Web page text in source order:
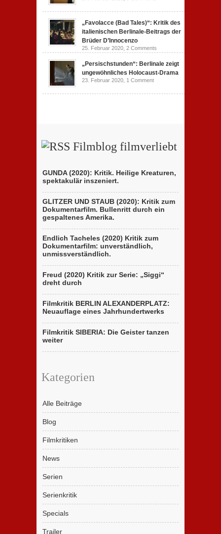
„Favolacce (Bad Tales)“: Kritik des
italienischen Berlinale-Beitrags der
Brüder D’Innocenzo
25. Februar 2020, 2 Comments
„Persischstunden“: Berlinale zeigt
ungewöhnliches Holocaust-Drama
23. Februar 2020, 1 Comment
Filmblog filmverliebt
GUNDA (2020): Kritik. Heilige Kreaturen,
spektakulär inszeniert.
GLITZER UND STAUB (2020): Kritik zum
Dokumentarfilm. Bullenritt durch ein
gespaltenes Amerika.
Endlich Tacheles (2020) Kritik zum
Dokumentarfilm: unverständlich,
unmissverständlich.
Freud (2020) Kritik zur Serie: „Siggi“
dreht durch
Filmkritik BERLIN ALEXANDERPLATZ:
Neuauflage eines Jahrhundertwerks
Filmkritik SIBERIA: Die Geister tanzen
weiter
Kategorien
Alle Beiträge
Blog
Filmkritiken
News
Serien
Serienkritik
Specials
Trailer